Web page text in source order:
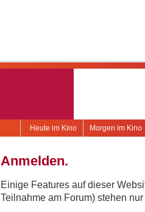
Morgen im Kino
Heute im Kino
Anmelden.
Einige Features auf dieser
Teilnahme am Forum) stehen